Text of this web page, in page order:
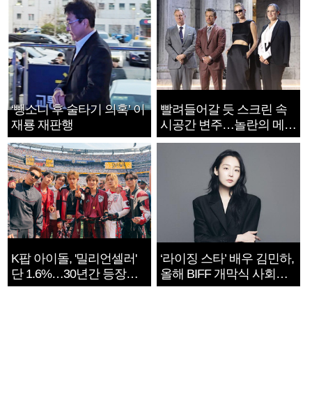
‘뺑소니 후 술타기 의혹’ 이
재룡 재판행
빨려들어갈 듯 스크린 속
시공간 변주…놀란의 메시
지는 ‘전쟁 속죄’
K팝 아이돌, '밀리언셀러'
단 1.6%…30년간 등장
1182개팀 전수조사
‘라이징 스타’ 배우 김민하,
올해 BIFF 개막식 사회자
확정